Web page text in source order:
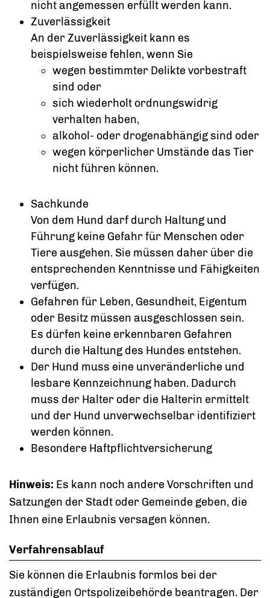
nicht angemessen erfüllt werden kann.
Zuverlässigkeit
An der Zuverlässigkeit kann es
beispielsweise fehlen, wenn Sie
wegen bestimmter Delikte vorbestraft
sind oder
sich wiederholt ordnungswidrig
verhalten haben,
alkohol- oder drogenabhängig sind oder
wegen körperlicher Umstände das Tier
nicht führen können.
Sachkunde
Von dem Hund darf durch Haltung und
Führung keine Gefahr für Menschen oder
Tiere ausgehen. Sie müssen daher über die
entsprechenden Kenntnisse und Fähigkeiten
verfügen.
Gefahren für Leben, Gesundheit, Eigentum
oder Besitz müssen ausgeschlossen sein.
Es dürfen keine erkennbaren Gefahren
durch die Haltung des Hundes entstehen.
Der Hund muss eine unveränderliche und
lesbare Kennzeichnung haben. Dadurch
muss der Halter oder die Halterin ermittelt
und der Hund unverwechselbar identifiziert
werden können.
Besondere Haftpflichtversicherung
Hinweis: Es kann noch andere Vorschriften und
Satzungen der Stadt oder Gemeinde geben, die
Ihnen eine Erlaubnis versagen können.
Verfahrensablauf
Sie können die Erlaubnis formlos bei der
zuständigen Ortspolizeibehörde beantragen. Der